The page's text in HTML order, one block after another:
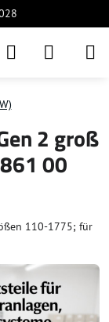
2 groß
00
110-1775; für